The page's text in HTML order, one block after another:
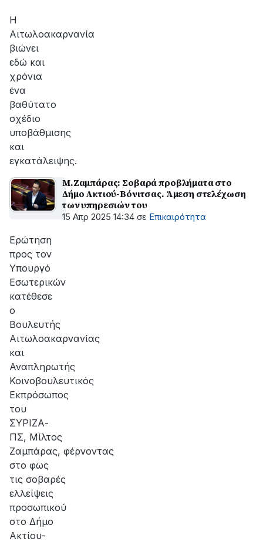
Η
Αιτωλοακαρνανία
βιώνει
εδώ και
χρόνια
ένα
βαθύτατο
σχέδιο
υποβάθμισης
και
εγκατάλειψης.
Μ.Ζαμπάρας: Σοβαρά προβλήματα στο
Δήμο Ακτιού-Βόνιτσας. Άμεση στελέχωση
των υπηρεσιών του
15 Απρ 2025 14:34 σε Επικαιρότητα
Ερώτηση
προς τον
Υπουργό
Εσωτερικών
κατέθεσε
ο
Βουλευτής
Αιτωλοακαρνανίας
και
Αναπληρωτής
Κοινοβουλευτικός
Εκπρόσωπος
του
ΣΥΡΙΖΑ-
ΠΣ, Μίλτος
Ζαμπάρας, φέρνοντας
στο φως
τις σοβαρές
ελλείψεις
προσωπικού
στο Δήμο
Ακτίου-